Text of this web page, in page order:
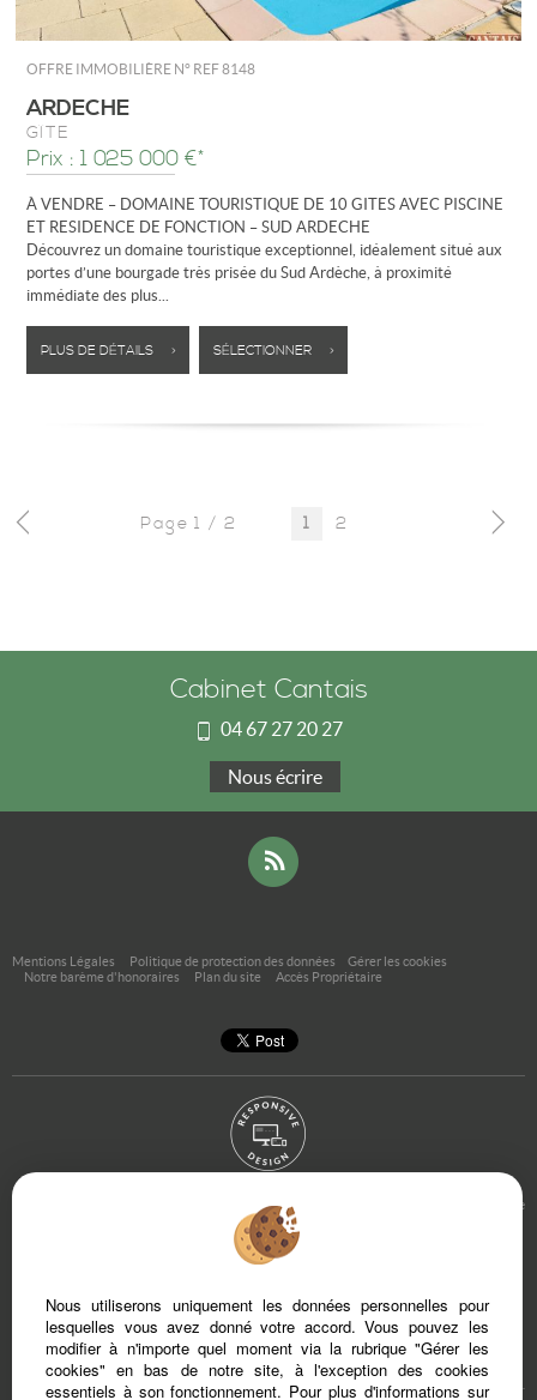
OFFRE IMMOBILIÈRE N° REF 8148
ARDECHE
GÎTE
Prix : 1 025 000 €*
À VENDRE – DOMAINE TOURISTIQUE DE 10 GITES AVEC PISCINE
ET RESIDENCE DE FONCTION – SUD ARDECHE
Découvrez un domaine touristique exceptionnel, idéalement situé aux
portes d’une bourgade très prisée du Sud Ardèche, à proximité
immédiate des plus...
PLUS DE DÉTAILS > SÉLECTIONNER >
Page 1 / 2 1 2
Cabinet Cantais
04 67 27 20 27
Nous écrire
Mentions Légales Politique de protection des données
Gérer les cookies
Notre barème d'honoraires
Plan du site Accès Propriétaire
Afin de vous offrir un confort de lecture permanent, depuis votre PC, votre tablette
ou votre smartphone, notre site s’adapte automatiquement aux différents types
d'écrans
Logiciel transaction
Site internet immobilier
Référencement immobilier
Nous utiliserons uniquement les données personnelles pour
lesquelles vous avez donné votre accord. Vous pouvez les
modifier à n'importe quel moment via la rubrique "Gérer les
cookies" en bas de notre site, à l'exception des cookies
essentiels à son fonctionnement. Pour plus d'informations sur